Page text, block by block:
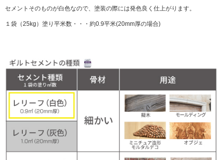
セメントそのものが白色なので、塗装の際には発色良く仕上がります。
１袋（25kg）塗り平米数・・・約0.9平米(20mm厚の場合)